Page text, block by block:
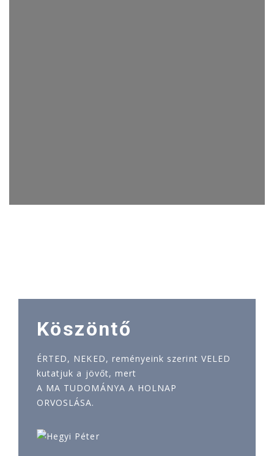
Köszöntő
ÉRTED, NEKED, reményeink szerint VELED
kutatjuk a jövőt, mert
A MA TUDOMÁNYA A HOLNAP
ORVOSLÁSA.